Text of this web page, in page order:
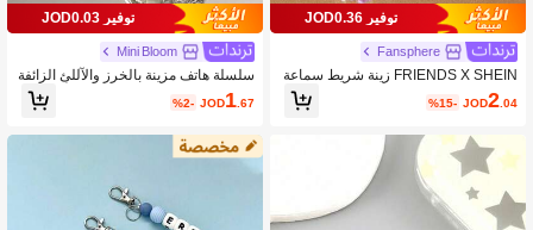
4.65 708 متابعونتوفير JOD0.36
Fansphere
FRIENDS X SHEIN زينة شريط سماعة
الهاتف المحمول المؤطر والمزين بالخرز
بشكل أشرطة وأطر صغيرة، هدايا
JOD2.04
%15-
توفير JOD0.03
Mini Bloom
سلسلة هاتف مزينة بالخرز والآللئ الزائفة
بشكل صدفة نجمة البحر، هدية للأم والعائل
ة والأصدقاء في المناسبات والأعياد، سل
JOD1.67
%2-